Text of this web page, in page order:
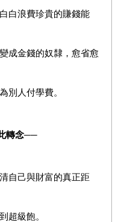
白浪費珍貴的賺錢能
成金錢的奴隸，愈省愈
別人付學費。
轉念──
自己與財富的真正距
超級飽。